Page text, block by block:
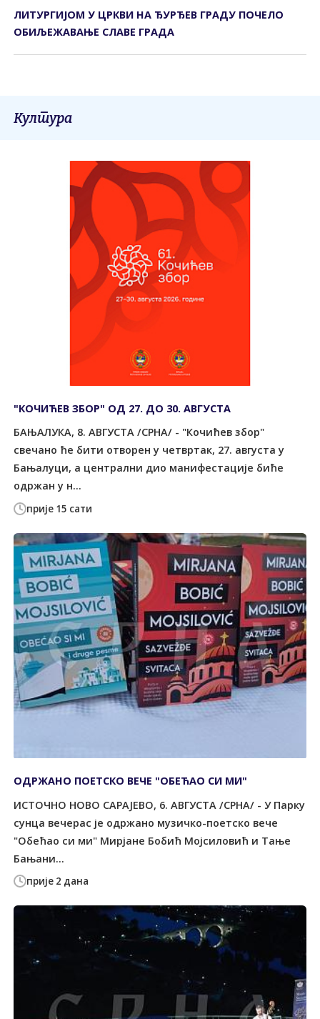
ЛИТУРГИЈОМ У ЦРКВИ НА ЂУРЂЕВ ГРАДУ ПОЧЕЛО
ОБИЉЕЖАВАЊЕ СЛАВЕ ГРАДА
Култура
прије 15 сати
"КОЧИЋЕВ ЗБОР" ОД 27. ДО 30. АВГУСТА
БАЊАЛУКА, 8. АВГУСТА /СРНА/ - "Кочићев збор"
свечано ће бити отворен у четвртак, 27. августа у
Бањалуци, а централни дио манифестације биће
одржан у н...
прије 2 дана
ОДРЖАНО ПОЕТСКО ВЕЧЕ "ОБЕЋАО СИ МИ"
ИСТОЧНО НОВО САРАЈЕВО, 6. АВГУСТА /СРНА/ - У Парку
сунца вечерас је одржано музичко-поетско вече
"Обећао си ми" Мирјане Бобић Мојсиловић и Тање
Бањани...